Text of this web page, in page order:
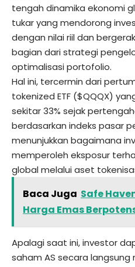
tengah dinamika ekonomi
tukar yang mendorong
dengan nilai riil dan
bagian dari strategi
optimalisasi portofolio.
Hal ini, tercermin dari
tokenized ETF ($QQQX)
sekitar 33% sejak
berdasarkan indeks pasar
menunjukkan bagaimana
memperoleh eksposur
global melalui aset
Baca Juga Safe
Harga Emas
Apalagi saat ini, investor
saham AS secara langsung